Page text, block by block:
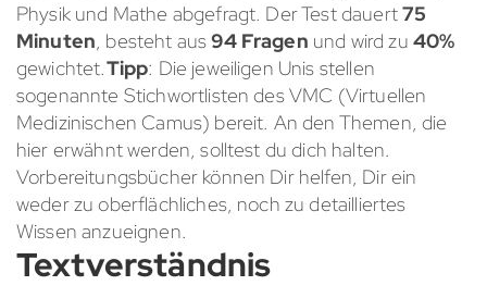
Physik und Mathe abgefragt. Der Test dauert75
Minuten, besteht aus94 Fragen und wird zu 40%
gewichtet.Tipp: Die jeweiligen Unis stellen
sogenannte Stichwortlisten des VMC (Virtuellen
Medizinischen Camus) bereit. An den Themen, die
hier erwähnt werden, solltest du dich halten.
Vorbereitungsbücher können Dir helfen, Dir ein
weder zu oberflächliches, noch zu detailliertes
Wissen anzueignen.
Textverständnis